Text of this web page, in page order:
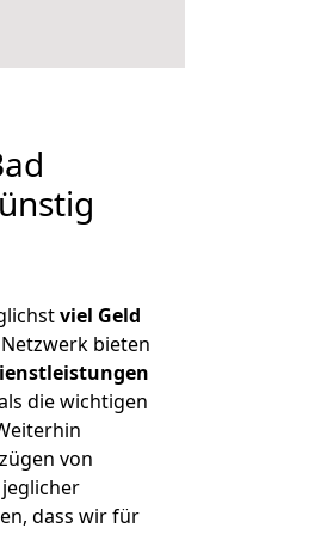
viel Geld
bieten
die wichtigen
von
dass wir für